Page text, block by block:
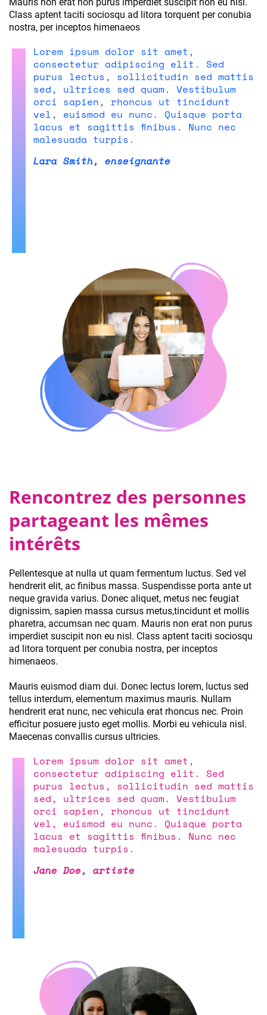
Class aptent taciti sociosqu ad litora torquent per conubia
nostra, per inceptos himenaeos
Lorem ipsum dolor sit amet,
consectetur adipiscing elit. Sed
purus lectus, sollicitudin sed mattis
sed, ultrices sed quam. Vestibulum
orci sapien, rhoncus ut tincidunt
vel, euismod eu nunc. Quisque porta
lacus et sagittis finibus. Nunc nec
malesuada turpis.
Lara Smith, enseignante
Rencontrez des personnes
partageant les mêmes
intérêts
Pellentesque at nulla ut quam fermentum luctus. Sed vel
hendrerit elit, ac finibus massa. Suspendisse porta ante ut
neque gravida varius. Donec aliquet, metus nec feugiat
dignissim, sapien massa cursus metus,tincidunt et mollis
pharetra, accumsan nec quam. Mauris non erat non purus
imperdiet suscipit non eu nisl. Class aptent taciti sociosqu
ad litora torquent per conubia nostra, per inceptos
himenaeos.
Mauris euismod diam dui. Donec lectus lorem, luctus sed
tellus interdum, elementum maximus mauris. Nullam
hendrerit erat nunc, nec vehicula erat rhoncus nec. Proin
efficitur posuere justo eget mollis. Morbi eu vehicula nisl.
Maecenas convallis cursus ultricies.
Lorem ipsum dolor sit amet,
consectetur adipiscing elit. Sed
purus lectus, sollicitudin sed mattis
sed, ultrices sed quam. Vestibulum
orci sapien, rhoncus ut tincidunt
vel, euismod eu nunc. Quisque porta
lacus et sagittis finibus. Nunc nec
malesuada turpis.
Jane Doe, artiste